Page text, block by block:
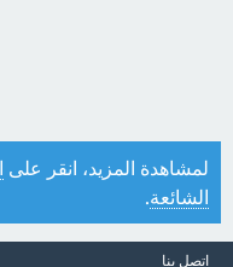
لمشاهدة المزيد، انقر على
الشائعة.
اتصل بنا